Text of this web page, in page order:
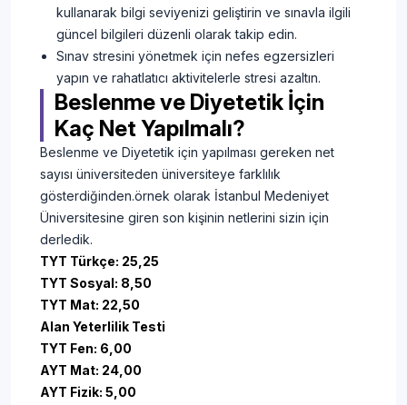
kullanarak bilgi seviyenizi geliştirin ve sınavla ilgili
güncel bilgileri düzenli olarak takip edin.
Sınav stresini yönetmek için nefes egzersizleri
yapın ve rahatlatıcı aktivitelerle stresi azaltın.
Beslenme ve Diyetetik İçin
Kaç Net Yapılmalı?
Beslenme ve Diyetetik için yapılması gereken net
sayısı üniversiteden üniversiteye farklılık
gösterdiğinden.örnek olarak İstanbul Medeniyet
Üniversitesine giren son kişinin netlerini sizin için
derledik.
TYT Türkçe: 25,25
TYT Sosyal: 8,50
TYT Mat: 22,50
Alan Yeterlilik Testi
TYT Fen: 6,00
AYT Mat: 24,00
AYT Fizik: 5,00